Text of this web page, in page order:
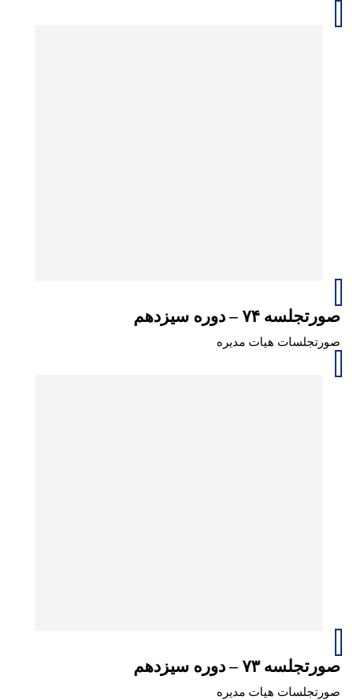
صورتجلسه ۷۴ – دوره سیزدهم
صورتجلسات هیات مدیره
صورتجلسه ۷۳ – دوره سیزدهم
صورتجلسات هیات مدیره